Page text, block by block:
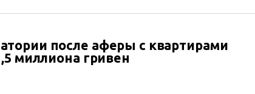
после аферы с квартирами
миллиона гривен